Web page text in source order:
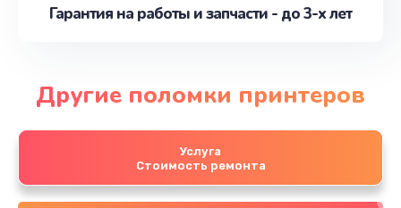
Гарантия на работы и запчасти - до 3-х лет
Другие поломки принтеров
Услуга
Стоимость ремонта